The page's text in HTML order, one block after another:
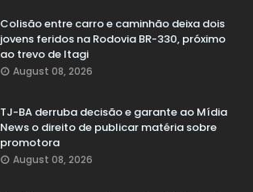
Colisão entre carro e caminhão deixa dois
jovens feridos na Rodovia BR-330, próximo
ao trevo de Itagi
August 08, 2026
TJ-BA derruba decisão e garante ao Mídia
News o direito de publicar matéria sobre
promotora
August 08, 2026